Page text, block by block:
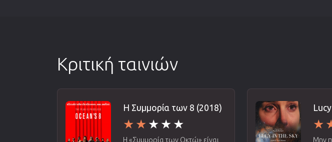
Κριτική ταινιών
Η Συμμορία των 8 (2018)
Η «Συμμορία των Οκτώ» είναι
Μην